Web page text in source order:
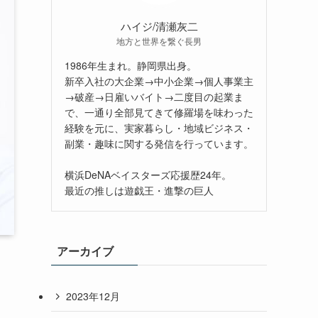
ハイジ/清瀬灰二
地方と世界を繋ぐ長男
1986年生まれ。静岡県出身。
新卒入社の大企業→中小企業→個人事業主
→破産→日雇いバイト→二度目の起業ま
で、一通り全部見てきて修羅場を味わった
経験を元に、実家暮らし・地域ビジネス・
副業・趣味に関する発信を行っています。
横浜DeNAベイスターズ応援歴24年。
最近の推しは遊戯王・進撃の巨人
アーカイブ
2023年12月